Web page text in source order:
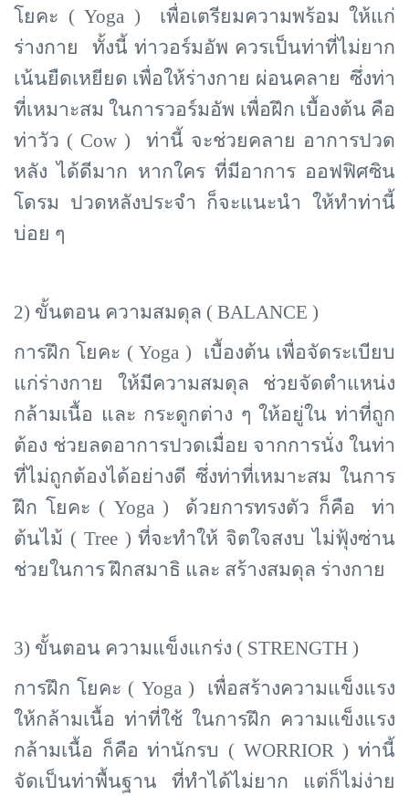
โยคะ ( Yoga ) เพื่อเตรียมความพร้อม ให้แก่
ร่างกาย ทั้งนี้ ท่าวอร์มอัพ ควรเป็นท่าที่ไม่ยาก
เน้นยืดเหยียด เพื่อให้ร่างกาย ผ่อนคลาย ซึ่งท่า
ที่เหมาะสม ในการวอร์มอัพ เพื่อฝึก เบื้องต้น คือ
ท่าวัว ( Cow ) ท่านี้ จะช่วยคลาย อาการปวด
หลัง ได้ดีมาก หากใคร ที่มีอาการ ออฟฟิศซิน
โดรม ปวดหลังประจำ ก็จะแนะนำ ให้ทำท่านี้
บ่อย ๆ
2) ขั้นตอน ความสมดุล ( BALANCE )
การฝึก โยคะ (Yoga ) เบื้องต้น เพื่อจัดระเบียบ
แก่ร่างกาย ให้มีความสมดุล ช่วยจัดตำแหน่ง
กล้ามเนื้อ และ กระดูกต่าง ๆ ให้อยู่ใน ท่าที่ถูก
ต้อง ช่วยลดอาการปวดเมื่อย จากการนั่ง ในท่า
ที่ไม่ถูกต้องได้อย่างดี ซึ่งท่าที่เหมาะสม ในการ
ฝึก โยคะ ( Yoga ) ด้วยการทรงตัว ก็คือ ท่า
ต้นไม้ ( Tree ) ที่จะทำให้ จิตใจสงบ ไม่ฟุ้งซ่าน
ช่วยในการ ฝึกสมาธิ และ สร้างสมดุล ร่างกาย
3) ขั้นตอน ความแข็งแกร่ง ( STRENGTH )
การฝึก โยคะ ( Yoga ) เพื่อสร้างความแข็งแรง
ให้กล้ามเนื้อ ท่าที่ใช้ ในการฝึก ความแข็งแรง
กล้ามเนื้อ ก็คือ ท่านักรบ ( WORRIOR ) ท่านี้
จัดเป็นท่าพื้นฐาน ที่ทำได้ไม่ยาก แต่ก็ไม่ง่าย